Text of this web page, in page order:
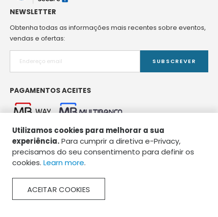
Utilizamos cookies para melhorar a sua
experiência.Para cumprir a diretiva e-Privacy,
precisamos do seu consentimento para definir os
cookies. Learn more.
ACEITAR COOKIES
NEWSLETTER
Obtenha todas as informações mais recentes sobre eventos,
vendas e ofertas:
SUBSCREVER
PAGAMENTOS ACEITES